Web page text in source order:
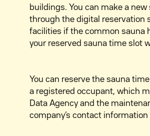
buildings. You can make a
through the digital reservation
facilities if the common sauna
your reserved sauna time slot
You can reserve the sauna
a registered occupant, which
Data Agency and the
company’s contact